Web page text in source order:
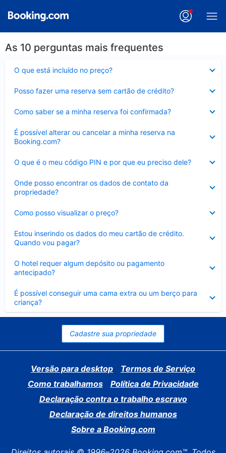
As 10 perguntas mais frequentes
O que está incluído no preço?
Posso fazer uma reserva sem cartão de crédito?
Como saber se a minha reserva foi confirmada?
É possível alterar ou cancelar a minha reserva na
Booking.com?
Contraído
O que é o meu código PIN e por que eu preciso dele?
Onde posso encontrar os dados de contato da
propriedade?
Como posso visualizar o preço?
Estou inserindo os dados do meu cartão de crédito.
Quando vou pagar?
O hotel requer algum depósito ou pagamento
antecipado?
É possível conseguir uma cama extra ou um berço para
criança?
Contraído
Cadastre sua propriedade
Versão para desktop
Termos de Serviço
Como trabalhamos
Política de Privacidade
Declaração contra o trabalho escravo
Declaração de direitos humanos
Sobre a Booking.com